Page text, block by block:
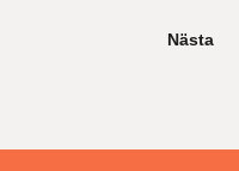
Nästa